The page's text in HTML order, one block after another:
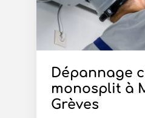
Dépannage
monosplit à
Grèves